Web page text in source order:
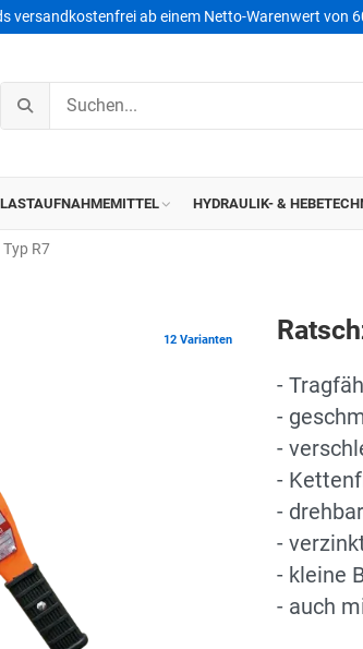
versandkostenfrei ab einem Netto-Warenwert
LASTAUFNAHMEMITTEL HYDRAULIK- &
R7
12 Varianten
-
-
-
-
-
-
- kleine
- auch